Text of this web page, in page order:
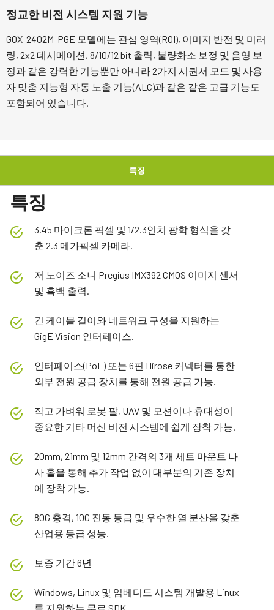
정교한 비전 시스템 지원 기능
GOX-2402M-PGE 모델에는 관심 영역(ROI), 이미지 반전 및 미러
링, 2x2 데시메이션, 8/10/12 bit 출력, 불량화소 보정 및 음영 보
정과 같은 강력한 기능뿐만 아니라 2가지 시퀀서 모드 및 사용
자 맞춤 지능형 자동 노출 기능(ALC)과 같은 같은 고급 기능도
포함되어 있습니다.
특징
특징
3.45 마이크론 픽셀 및 1/2.3인치 광학 형식을 갖
춘 2.3 메가픽셀 카메라.
저 노이즈 소니 Pregius IMX392 CMOS 이미지 센서
및 흑백 출력.
긴 케이블 길이와 네트워크 구성을 지원하는
GigE Vision 인터페이스.
인터페이스(PoE) 또는 6핀 Hirose 커넥터를 통한
외부 전원 공급 장치를 통해 전원 공급 가능.
작고 가벼워 로봇 팔, UAV 및 모션이나 휴대성이
중요한 기타 머신 비전 시스템에 쉽게 장착 가능.
20mm, 21mm 및 12mm 간격의 3개 세트 마운트 나
사 홀을 통해 추가 작업 없이 대부분의 기존 장치
에 장착 가능.
80G 충격, 10G 진동 등급 및 우수한 열 분산을 갖춘
산업용 등급 성능.
보증 기간 6년
Windows, Linux 및 임베디드 시스템 개발용 Linux